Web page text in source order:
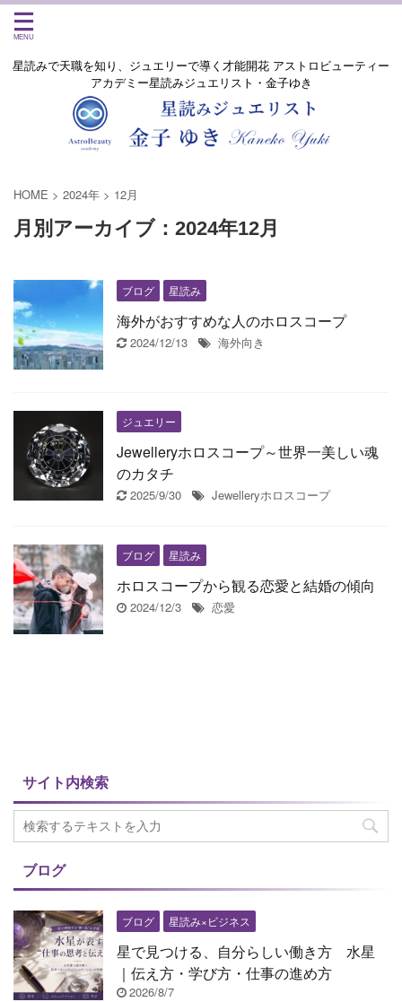
星読みで天職を知り、ジュエリーで導く才能開花 アストロビューティー
アカデミー星読みジュエリスト・金子ゆき
HOME > 2024年 > 12月
月別アーカイブ：2024年12月
ブログ 星読み
海外がおすすめな人のホロスコープ
2024/12/13 海外向き
ジュエリー
Jewelleryホロスコープ～世界一美しい魂
のカタチ
2025/9/30 Jewelleryホロスコープ
ブログ 星読み
ホロスコープから観る恋愛と結婚の傾向
2024/12/3 恋愛
サイト内検索
ブログ
ブログ 星読み×ビジネス
星で見つける、自分らしい働き方 水星
｜伝え方・学び方・仕事の進め方
2026/8/7